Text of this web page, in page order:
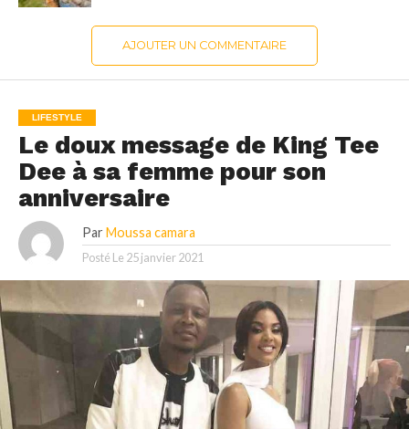
AJOUTER UN COMMENTAIRE
LIFESTYLE
Le doux message de King Tee
Dee à sa femme pour son
anniversaire
Par Moussa camara
Posté Le 25 janvier 2021